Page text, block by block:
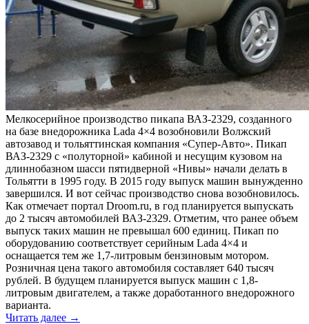
Мелкосерийное производство пикапа ВАЗ-2329, созданного
на базе внедорожника Lada 4×4 возобновили Волжский
автозавод и тольяттинская компания «Супер-Авто». Пикап
ВАЗ-2329 с «полуторной» кабиной и несущим кузовом на
длиннобазном шасси пятидверной «Нивы» начали делать в
Тольятти в 1995 году. В 2015 году выпуск машин вынужденно
завершился. И вот сейчас производство снова возобновилось.
Как отмечает портал Droom.ru, в год планируется выпускать
до 2 тысяч автомобилей ВАЗ-2329. Отметим, что ранее объем
выпуск таких машин не превышал 600 единиц. Пикап по
оборудованию соответствует серийным Lada 4×4 и
оснащается тем же 1,7-литровым бензиновым мотором.
Розничная цена такого автомобиля составляет 640 тысяч
рублей. В будущем планируется выпуск машин с 1,8-
литровым двигателем, а также доработанного внедорожного
варианта.
Читать далее →